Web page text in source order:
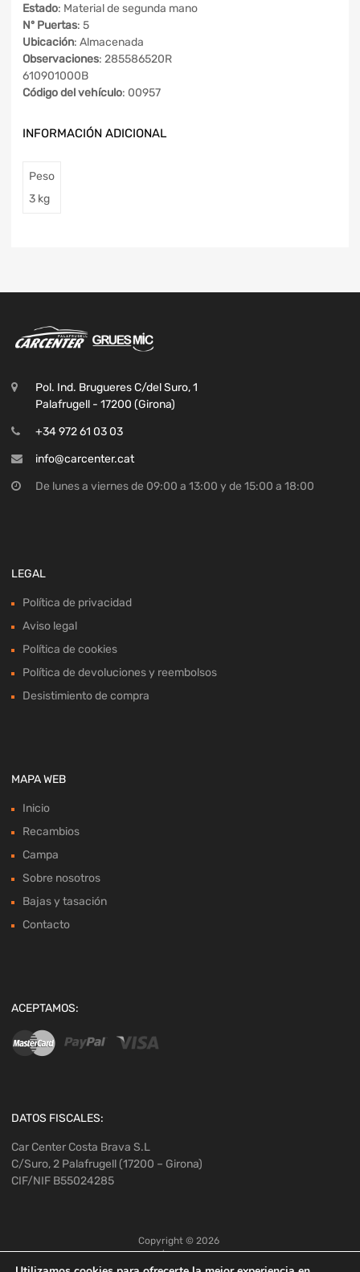
Estado: Material de segunda mano
Nº Puertas: 5
Ubicación: Almacenada
Observaciones: 285586520R
610901000B
Código del vehículo: 00957
INFORMACIÓN ADICIONAL
Peso
3 kg
Pol. Ind. Brugueres C/del Suro, 1
Palafrugell - 17200 (Girona)
+34 972 61 03 03
info@carcenter.cat
De lunes a viernes de 09:00 a 13:00 y de 15:00 a 18:00
LEGAL
Política de privacidad
Aviso legal
Política de cookies
Política de devoluciones y reembolsos
Desistimiento de compra
MAPA WEB
Inicio
Recambios
Campa
Sobre nosotros
Bajas y tasación
Contacto
ACEPTAMOS:
DATOS FISCALES:
Car Center Costa Brava S.L
C/Suro, 2 Palafrugell (17200 – Girona)
CIF/NIF B55024285
Copyright © 2026